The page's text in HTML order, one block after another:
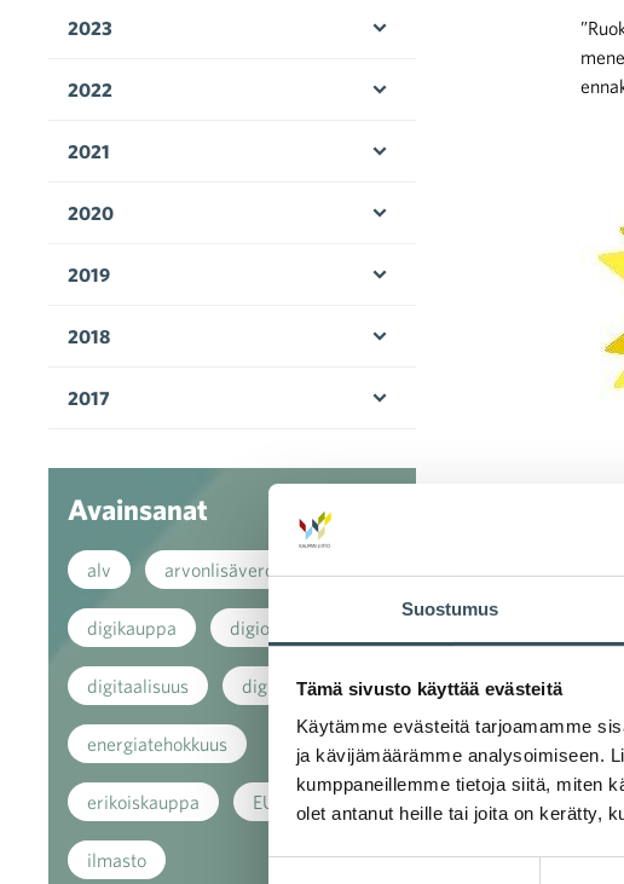
Suostumus
Tämä sivusto käyttää evästeitä
Käytämme evästeitä tarjoamamme
ja kävijämäärämme analysoimiseen.
kumppaneillemme tietoja siitä, miten
olet antanut heille tai joita on kerätty,
2023
2022
2021
2020
2019
2018
2017
Avainsanat
alv arvonlisävero
digikauppa digiostaminen
digitaalisuus digitalisaatio
energiatehokkuus
erikoiskauppa EU
ilmasto